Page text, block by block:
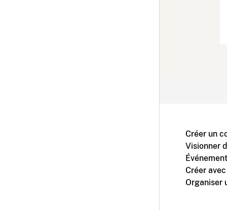
Créer un
Visionner
Créer
Organiser